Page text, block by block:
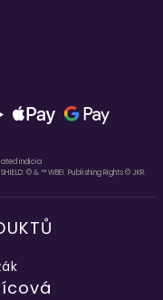
indicia
© & ™ WBEI. Publishing Rights © JKR.